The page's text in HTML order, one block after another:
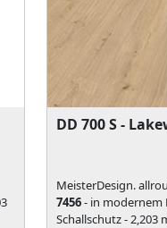
DD 700 S -
MeisterDesign.
7456- in modernem
Schallschutz - 2,203